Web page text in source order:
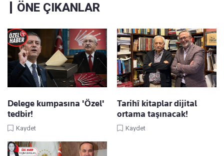
ÖNE ÇIKANLAR
Delege kumpasına 'Özel'
tedbir!
Kaydet
Tarihî kitaplar dijital
ortama taşınacak!
Kaydet